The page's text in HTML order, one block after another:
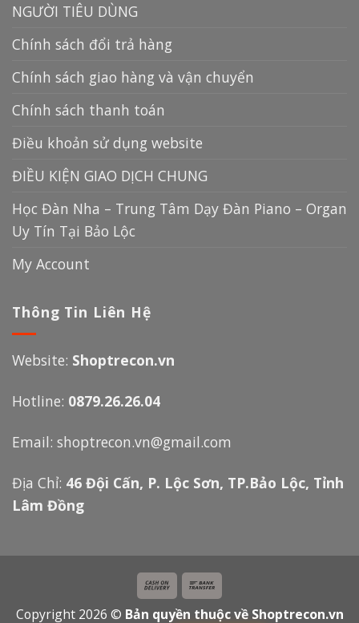
NGƯỜI TIÊU DÙNG
Chính sách đổi trả hàng
Chính sách giao hàng và vận chuyển
Chính sách thanh toán
Điều khoản sử dụng website
ĐIỀU KIỆN GIAO DỊCH CHUNG
Học Đàn Nha – Trung Tâm Dạy Đàn Piano – Organ
Uy Tín Tại Bảo Lộc
My Account
Thông Tin Liên Hệ
Website: Shoptrecon.vn
Hotline: 0879.26.26.04
Email: shoptrecon.vn@gmail.com
Địa Chỉ: 46 Đội Cấn, P. Lộc Sơn, TP.Bảo Lộc, Tỉnh
Lâm Đồng
Copyright 2026 © Bản quyền thuộc về Shoptrecon.vn